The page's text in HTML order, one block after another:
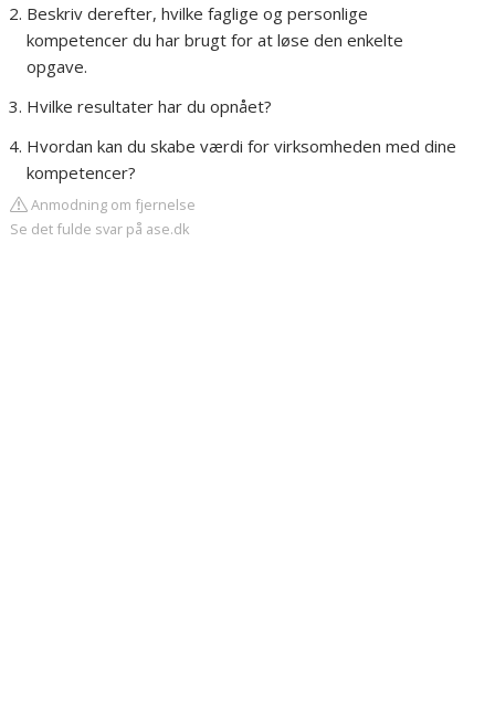
Beskriv derefter, hvilke faglige og personlige
kompetencer du har brugt for at løse den enkelte
opgave.
Hvilke resultater har du opnået?
Hvordan kan du skabe værdi for virksomheden med dine
kompetencer?
Anmodning om fjernelse
Se det fulde svar på ase.dk